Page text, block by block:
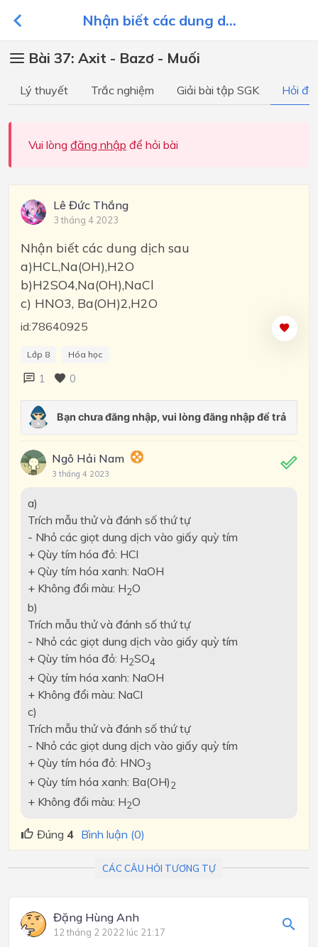
Nhận biết các dung d...
Bài 37: Axit - Bazơ - Muối
Lý thuyết Trắc nghiệm Giải bài tập SGK Hỏi
Vui lòng đăng nhập để hỏi bài
Lê Đức Thắng
3 tháng 4 2023
Nhận biết các dung dịch sau
a)HCL,Na(OH),H2O
b)H2SO4,Na(OH),NaCl
c) HNO3, Ba(OH)2,H2O
id:78640925
Lớp 8 Hóa học
1 0
Ngô Hải Nam
3 tháng 4 2023
a)
Trích mẫu thử và đánh số thứ tự
- Nhỏ các giọt dung dịch vào giấy quỳ tím
+ Qùy tím hóa đỏ: HCl
+ Qùy tím hóa xanh: NaOH
+ Không đổi màu: H2O
b)
Trích mẫu thử và đánh số thứ tự
- Nhỏ các giọt dung dịch vào giấy quỳ tím
+ Qùy tím hóa đỏ: H2SO4
+ Qùy tím hóa xanh: NaOH
+ Không đổi màu: NaCl
c)
Trích mẫu thử và đánh số thứ tự
- Nhỏ các giọt dung dịch vào giấy quỳ tím
+ Qùy tím hóa đỏ: HNO3
+ Qùy tím hóa xanh: Ba(OH)2
+ Không đổi màu: H2O
Đúng 4 Bình luận (0)
CÁC CÂU HỎI TƯƠNG TỰ
Đặng Hùng Anh
12 tháng 2 2022 lúc 21:17